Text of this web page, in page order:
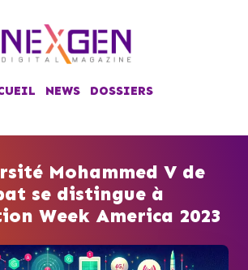
NEWS DOSSIERS
Mohammed V de
se distingue à
Week America 2023